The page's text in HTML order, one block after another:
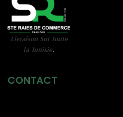
Livraison Sur toute
la Tunisie.
CONTACT